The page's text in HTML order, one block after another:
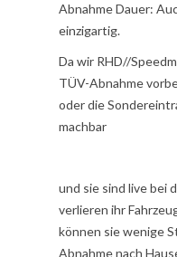
Abnahme Dauer:
einzigartig.
Da wir RHD//
TÜV-Abnahme
oder die
machbar
und sie sind live bei
verlieren ihr
können sie wenige
Abnahme nach